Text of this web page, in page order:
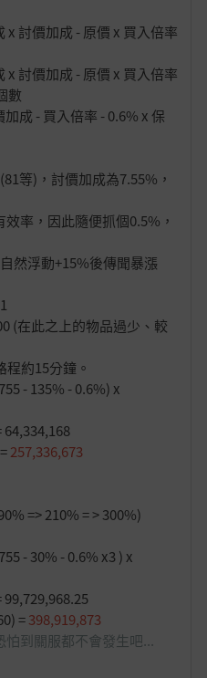
x 討價加成 - 原價 x 買入倍率
x 討價加成 - 原價 x 買入倍率
數
成 - 買入倍率 - 0.6% x 保
等)，討價加成為7.55%，
率，因此隨便抓個0.5%，
然浮動+15%後傳聞暴漲
(在此之上的物品過少、較
約15分鐘。
- 135% - 0.6%) x
64,334,168
257,336,673
=> 210% = > 300%)
- 30% - 0.6% x3 ) x
99,729,968.25
=398,919,873
到關服都不會發生吧...